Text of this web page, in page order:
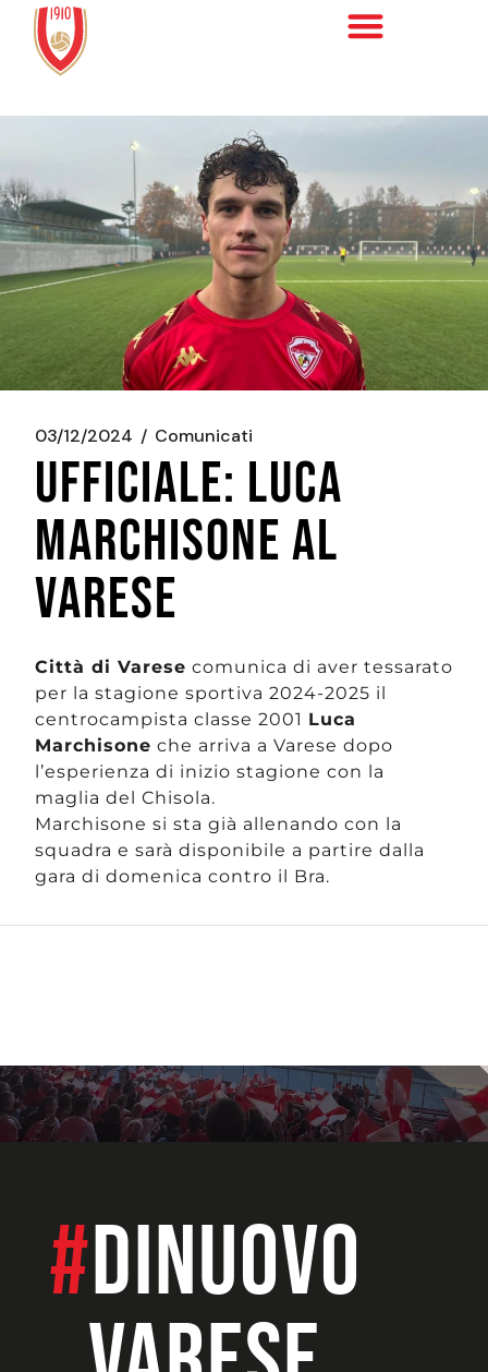
03/12/2024 Comunicati
UFFICIALE: LUCA
MARCHISONE AL
VARESE
Città di Varese comunica di aver tessarato
per la stagione sportiva 2024-2025 il
centrocampista classe 2001 Luca
Marchisone che arriva a Varese dopo
l’esperienza di inizio stagione con la
maglia del Chisola.
Marchisone si sta già allenando con la
squadra e sarà disponibile a partire dalla
gara di domenica contro il Bra.
#dinuovo